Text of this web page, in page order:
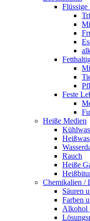
Flüssige
Feste
Heiße Medien
Rauch
Heiße
Chemikalien /
Säuren
Farben
Alkohol